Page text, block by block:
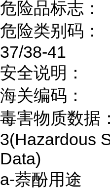
危险品标志：
危险类别码：
37/38-41
安全说明：
海关编码：
毒害物质数据
3(Hazardous
Data)
a-萘酚用途